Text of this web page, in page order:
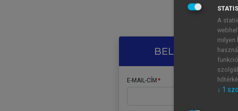
A
BELÉPÉS
E-MAIL-CÍM
A
milyen
↓ 1